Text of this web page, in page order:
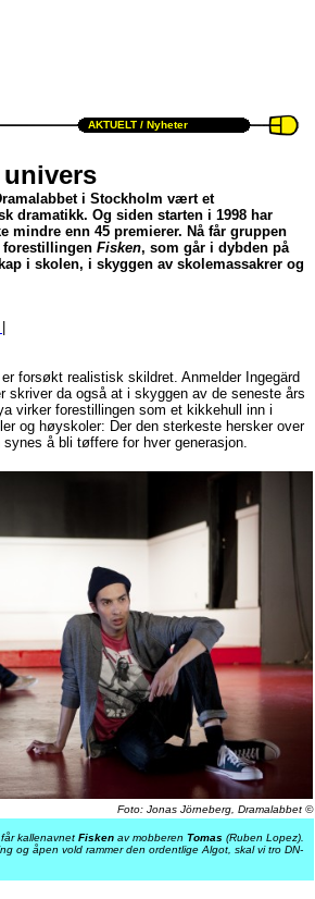
AKTUELT / Nyheter
univers
i Stockholm vært et
dramatikk. Og siden starten i 1998 har
mindre enn 45 premierer. Nå får gruppen
forestillingen Fisken, som går i dybden på
i skolen, i skyggen av skolemassakrer og
forsøkt realistisk skildret. Anmelder Ingegärd
skriver da også at i skyggen av de seneste års
virker forestillingen som et kikkehull inn i
og høyskoler: Der den sterkeste hersker over
å bli tøffere for hver generasjon.
Foto: Jonas Jörneberg, Dramalabbet ©
kallenavnet Fisken av mobberen Tomas (Ruben Lopez).
og åpen vold rammer den ordentlige Algot, skal vi tro DN-